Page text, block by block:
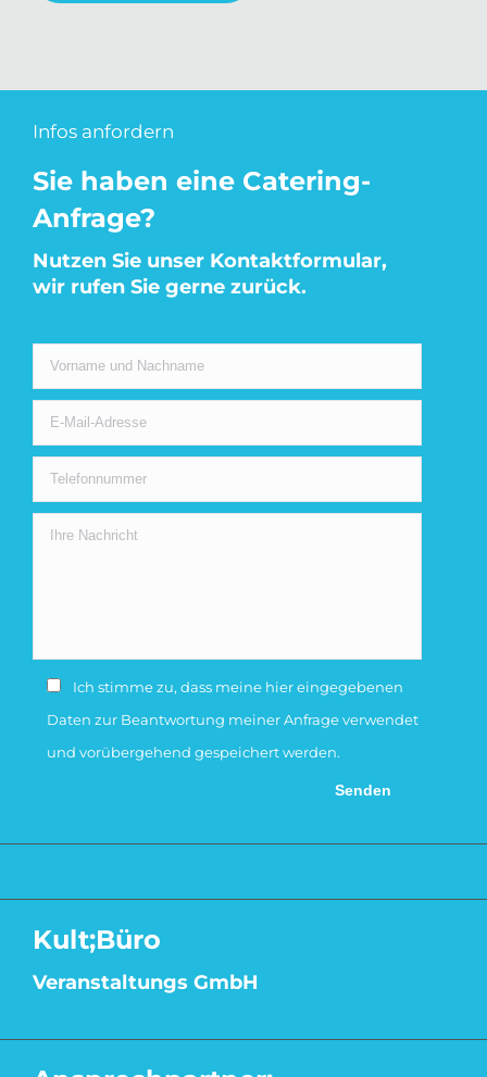
Infos anfordern
Sie haben eine Catering-
Anfrage?
Nutzen Sie unser Kontaktformular,
wir rufen Sie gerne zurück.
Ich stimme zu, dass meine hier eingegebenen
Daten zur Beantwortung meiner Anfrage verwendet
und vorübergehend gespeichert werden.
Kult;Büro
Veranstaltungs GmbH